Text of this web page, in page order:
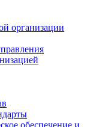
организации
обеспечение и